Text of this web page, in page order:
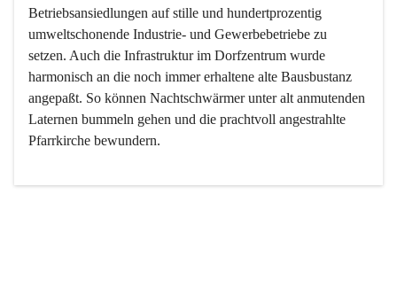
Betriebsansiedlungen auf stille und hundertprozentig
umweltschonende Industrie- und Gewerbebetriebe zu
setzen. Auch die Infrastruktur im Dorfzentrum wurde
harmonisch an die noch immer erhaltene alte Bausbustanz
angepaßt. So können Nachtschwärmer unter alt anmutenden
Laternen bummeln gehen und die prachtvoll angestrahlte
Pfarrkirche bewundern.
Der Weinbau dominert heute nicht mehr, ist aber integrativer